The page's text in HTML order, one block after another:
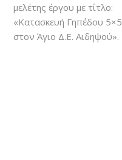
μελέτης έργου με τίτλο:
«Κατασκευή Γηπέδου 5×5
στον Άγιο Δ.Ε. Αιδηψού».